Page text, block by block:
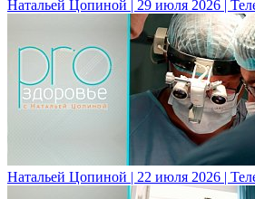
Натальей Цопиной | 29 июля 2026 |
Натальей Цопиной | 22 июля 2026 |